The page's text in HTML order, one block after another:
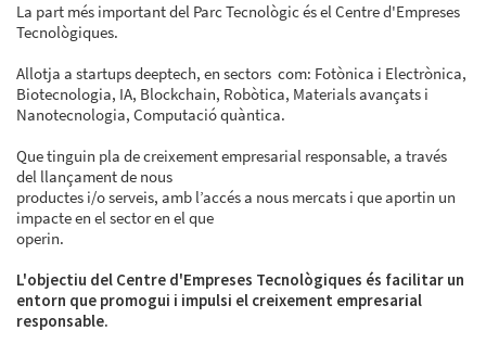
La part més important del Parc Tecnològic és el Centre d'Empreses
Tecnològiques.
Allotja a startups deeptech, en sectors com: Fotònica i Electrònica,
Biotecnologia, IA, Blockchain, Robòtica, Materials avançats i
Nanotecnologia, Computació quàntica.
Que tinguin pla de creixement empresarial responsable, a través
del llançament de nous
productes i/o serveis, amb l’accés a nous mercats i que aportin un
impacte en el sector en el que
operin.
L'objectiu del Centre d'Empreses Tecnològiques és facilitar un
entorn que promogui i impulsi el creixement empresarial
responsable.